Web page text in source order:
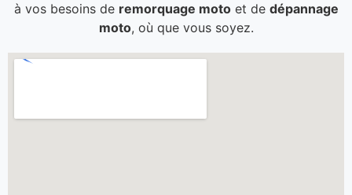
à vos besoins de remorquage motoet de dépannage
moto, où que vous soyez.